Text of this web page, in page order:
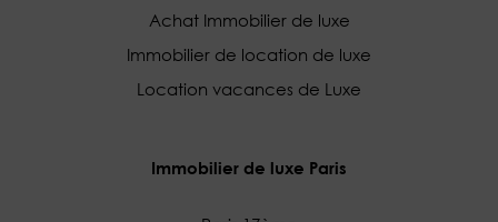
Achat Immobilier de luxe
Immobilier de location de luxe
Location vacances de Luxe
Immobilier de luxe Paris